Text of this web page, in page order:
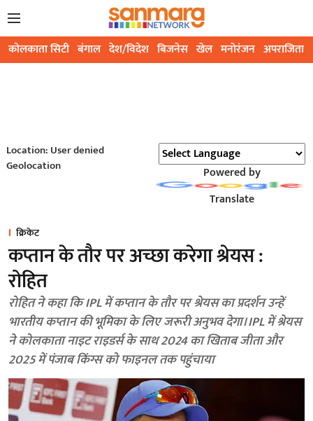
कोलकाता सिटी बंगाल देश/विदेश बिजनेस खेल मनोरंजन अपराजिता
Location: User denied
Geolocation
Powered by
Translate
क्रिकेट
कप्तान के तौर पर अच्छा करेगा श्रेयस :
रोहित
रोहित ने कहा कि IPL में कप्तान के तौर पर श्रेयस का प्रदर्शन उन्हें
भारतीय कप्तान की भूमिका के लिए जरूरी अनुभव देगा। IPL में श्रेयस
ने कोलकाता नाइट राइडर्स के साथ 2024 का खिताब जीता और
2025 में पंजाब किंग्स को फाइनल तक पहुंचाया